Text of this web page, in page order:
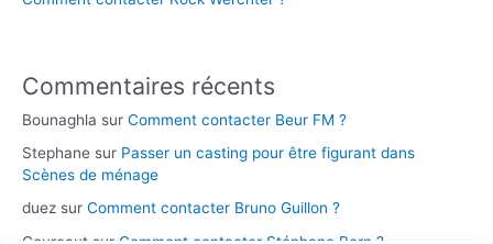
Commentaires récents
Bounaghla sur Comment contacter Beur FM ?
Stephane sur Passer un casting pour être figurant dans
Scènes de ménage
duez sur Comment contacter Bruno Guillon ?